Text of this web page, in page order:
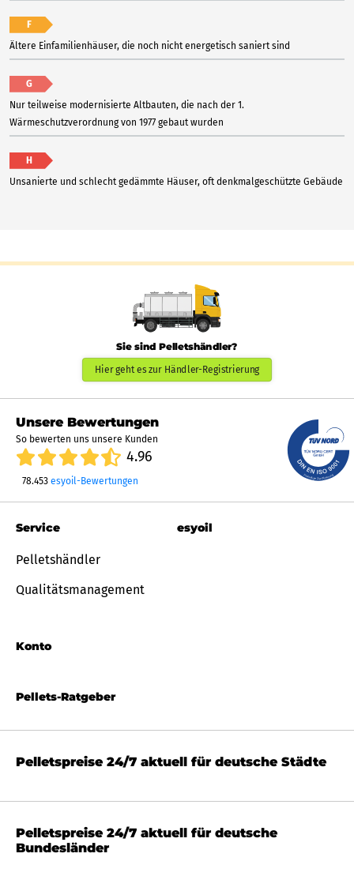
F
Ältere Einfamilienhäuser, die noch nicht energetisch saniert sind
G
Nur teilweise modernisierte Altbauten, die nach der 1.
Wärmeschutzverordnung von 1977 gebaut wurden
H
Unsanierte und schlecht gedämmte Häuser, oft denkmalgeschützte Gebäude
Sie sind Pelletshändler?
Hier geht es zur Händler-Registrierung
Unsere Bewertungen
So bewerten uns unsere Kunden
4.96
78.453 esyoil-Bewertungen
Pellets-Ratgeber
Service
Pelletshändler
Qualitätsmanagement
Konto
esyoil
Pelletspreise 24/7 aktuell für deutsche Städte
Pelletspreise 24/7 aktuell für deutsche
Bundesländer